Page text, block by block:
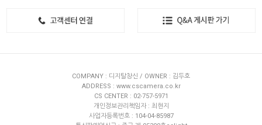
COMPANY : 디지탈창신 / OWNER : 김두호
ADDRESS : www.cscamera.co.kr
CS CENTER : 02-757-5971
개인정보관리책임자 : 최현지
사업자등록번호 : 104-04-85987